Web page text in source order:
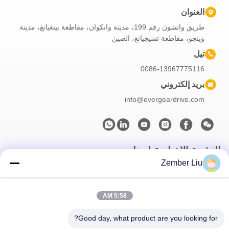
العنوان
طريق وانشون رقم 199، مدينة وانكوان، مقاطعة بينغيانغ، مدينة
وينجو، مقاطعة تشيجيانغ، الصين
تيل
0086-13967775116
بريد إلكتروني
info@evergeardrive.com
النشرة الإخبارية لدينا
اشترك في النشرة الإخبارية لدينا للحصول على خصومات وأكثر.
Zember Liu
5:58 AM
Good day, what product are you looking for?